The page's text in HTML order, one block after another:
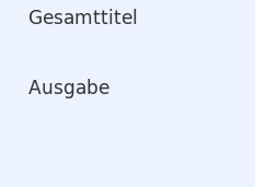
Gesamttitel
Ausgabe